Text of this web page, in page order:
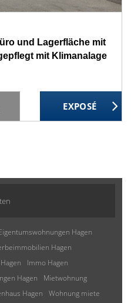
und Lagerfläche mit
mit Klimanalage
Hagen
Hagen
Immo Hagen
Hagen
Mietwohnung
Hagen
Wohnung miete